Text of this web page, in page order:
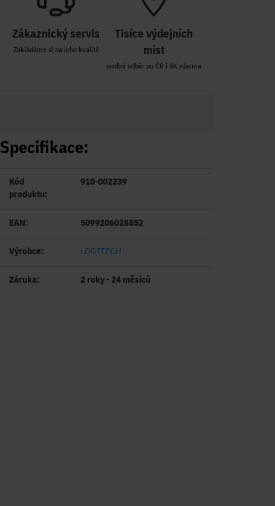
Zákaznický servis
Zakládáme si na jeho kvalitě
Tisíce výdejních
míst
osobní odběr po ČR i SK zdarma
Specifikace:
Kód
produktu:
910-002239
EAN: 5099206028852
Výrobce: LOGITECH
Záruka: 2 roky - 24 měsíců